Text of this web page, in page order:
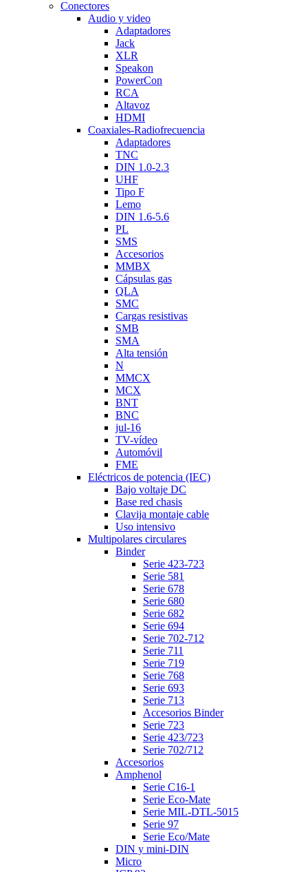
Conectores
Audio y video
Adaptadores
Jack
XLR
Speakon
PowerCon
RCA
Altavoz
HDMI
Coaxiales-Radiofrecuencia
Adaptadores
TNC
DIN 1.0-2.3
UHF
Tipo F
Lemo
DIN 1.6-5.6
PL
SMS
Accesorios
MMBX
Cápsulas gas
QLA
SMC
Cargas resistivas
SMB
SMA
Alta tensión
N
MMCX
MCX
BNT
BNC
jul-16
TV-vídeo
Automóvil
FME
Eléctricos de potencia (IEC)
Bajo voltaje DC
Base red chasis
Clavija montaje cable
Uso intensivo
Multipolares circulares
Binder
Serie 423-723
Serie 581
Serie 678
Serie 680
Serie 682
Serie 694
Serie 702-712
Serie 711
Serie 719
Serie 768
Serie 693
Serie 713
Accesorios Binder
Serie 723
Serie 423/723
Serie 702/712
Accesorios
Amphenol
Serie C16-1
Serie Eco-Mate
Serie MIL-DTL-5015
Serie 97
Serie Eco/Mate
DIN y mini-DIN
Micro